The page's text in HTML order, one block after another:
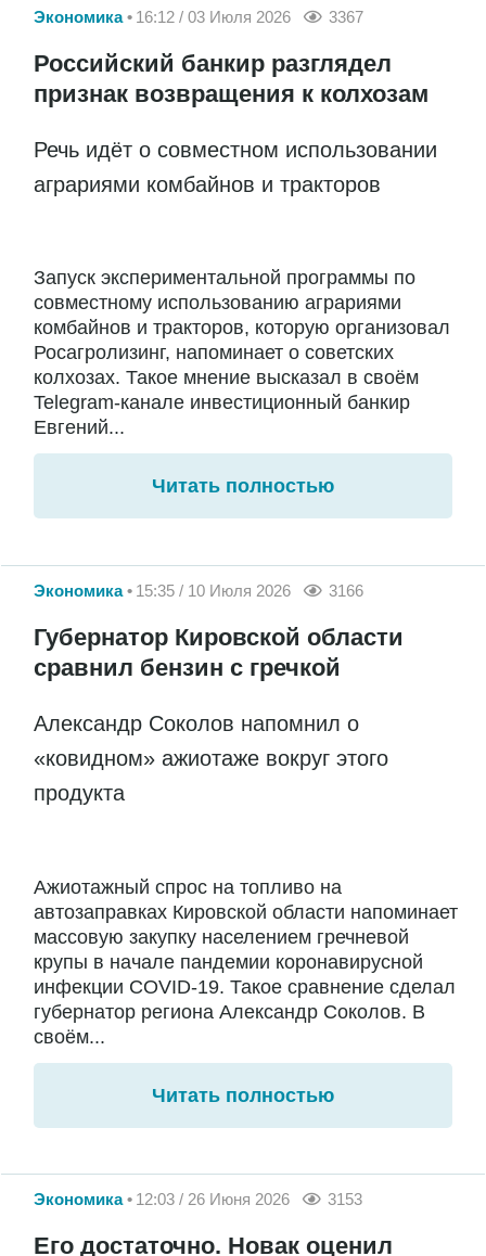
Экономика 16:12 / 03 Июля 2026 3367
Российский банкир разглядел
признак возвращения к колхозам
Речь идёт о совместном использовании
аграриями комбайнов и тракторов
Запуск экспериментальной программы по
совместному использованию аграриями
комбайнов и тракторов, которую организовал
Росагролизинг, напоминает о советских
колхозах. Такое мнение высказал в своём
Telegram-канале инвестиционный банкир
Евгений...
Читать полностью
Экономика 15:35 / 10 Июля 2026 3166
Губернатор Кировской области
сравнил бензин с гречкой
Александр Соколов напомнил о
«ковидном» ажиотаже вокруг этого
продукта
Ажиотажный спрос на топливо на
автозаправках Кировской области напоминает
массовую закупку населением гречневой
крупы в начале пандемии коронавирусной
инфекции COVID-19. Такое сравнение сделал
губернатор региона Александр Соколов. В
своём...
Читать полностью
Экономика 12:03 / 26 Июня 2026 3153
Его достаточно. Новак оценил